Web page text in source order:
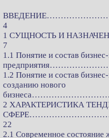
4
1 СУЩНОСТЬ И
7
1.1 Понятие и состав
1.2 Понятие и состав
созданию нового
2 ХАРАКТЕРИСТИКА
22
2.1 Современное